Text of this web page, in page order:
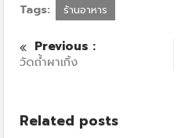
Tags: ร้านอาหาร
Previous :
วัดถ้ำผาเกิ้ง
Related posts